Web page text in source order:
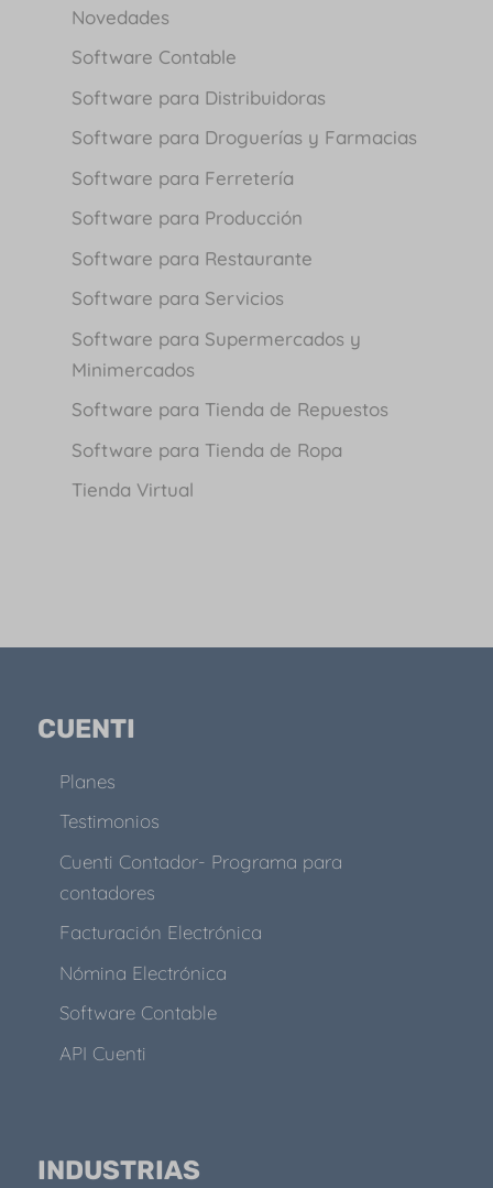
Novedades
Software Contable
Software para Distribuidoras
Software para Droguerías y Farmacias
Software para Ferretería
Software para Producción
Software para Restaurante
Software para Servicios
Software para Supermercados y
Minimercados
Software para Tienda de Repuestos
Software para Tienda de Ropa
Tienda Virtual
CUENTI
Planes
Testimonios
Cuenti Contador- Programa para
contadores
Facturación Electrónica
Nómina Electrónica
Software Contable
API Cuenti
INDUSTRIAS